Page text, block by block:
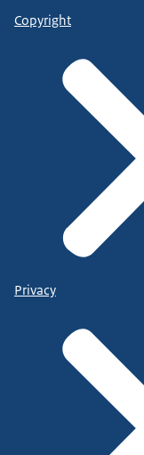
Copyright
Privacy